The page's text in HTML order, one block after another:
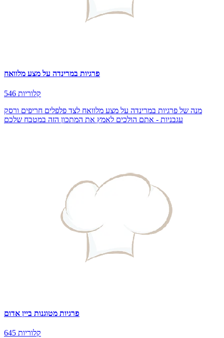
פרגיות במרינדה על מצע מלוואח
546 קלוריות
מנה של פרגיות במרינדה על מצע מלוואח לצד פלפלים חריפים ורסק
עגבניות - אתם הולכים לאמץ את המתכון הזה במטבח שלכם
פרגיות מטוגנות ביין אדום
645 קלוריות